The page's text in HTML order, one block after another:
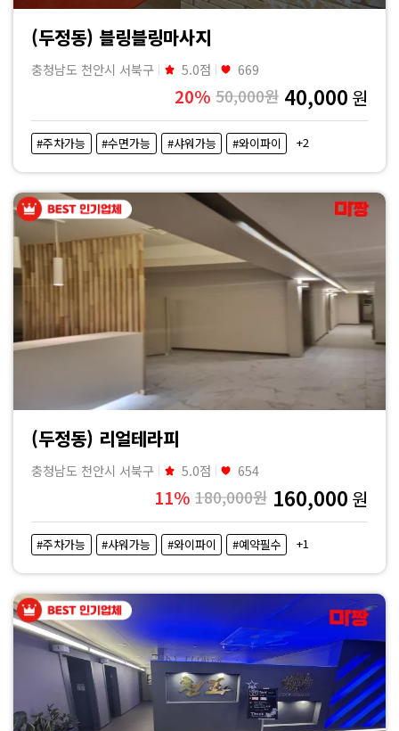
(두정동) 블링블링마사지
충청남도 천안시 서북구 5.0점 669
20% 50,000원 40,000 원
#주차가능 #수면가능 #샤워가능 #와이파이 +2
(두정동) 리얼테라피
충청남도 천안시 서북구 5.0점 654
11% 180,000원 160,000 원
#주차가능 #샤워가능 #와이파이 #예약필수 +1